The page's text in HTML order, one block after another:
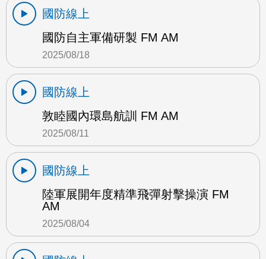
國防線上
國防自主軍備研製 FM AM
2025/08/18
國防線上
敦睦國內環島航訓 FM AM
2025/08/11
國防線上
陸軍展開年度精準飛彈射擊操演 FM
AM
2025/08/04